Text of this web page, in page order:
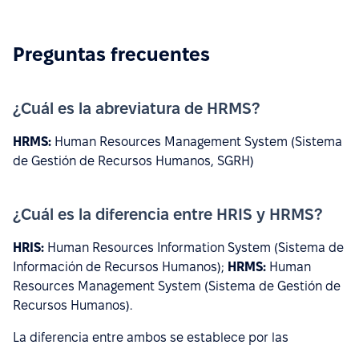
Preguntas frecuentes
¿Cuál es la abreviatura de HRMS?
HRMS: Human Resources Management System (Sistema
de Gestión de Recursos Humanos, SGRH)
¿Cuál es la diferencia entre HRIS y HRMS?
HRIS: Human Resources Information System (Sistema de
Información de Recursos Humanos); HRMS: Human
Resources Management System (Sistema de Gestión de
Recursos Humanos).
La diferencia entre ambos se establece por las